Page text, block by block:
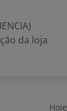
da loja
Hoje